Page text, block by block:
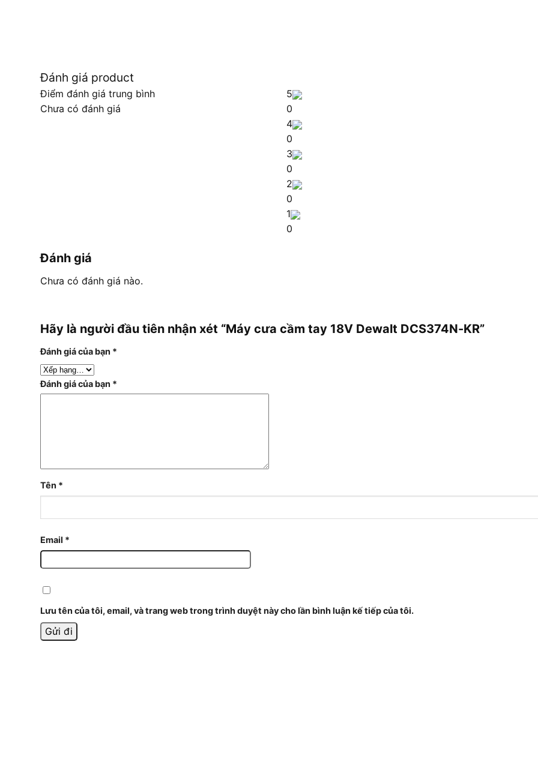
Đánh giá product
Điểm đánh giá trung bình
Chưa có đánh giá
5
0
4
0
3
0
2
0
1
0
Đánh giá
Chưa có đánh giá nào.
Hãy là người đầu tiên nhận xét “Máy cưa cầm tay 18V Dewalt DCS374N-KR”
Đánh giá của bạn *
Đánh giá của bạn *
Tên *
Email *
Lưu tên của tôi, email, và trang web trong trình duyệt này cho lần bình luận kế tiếp của tôi.